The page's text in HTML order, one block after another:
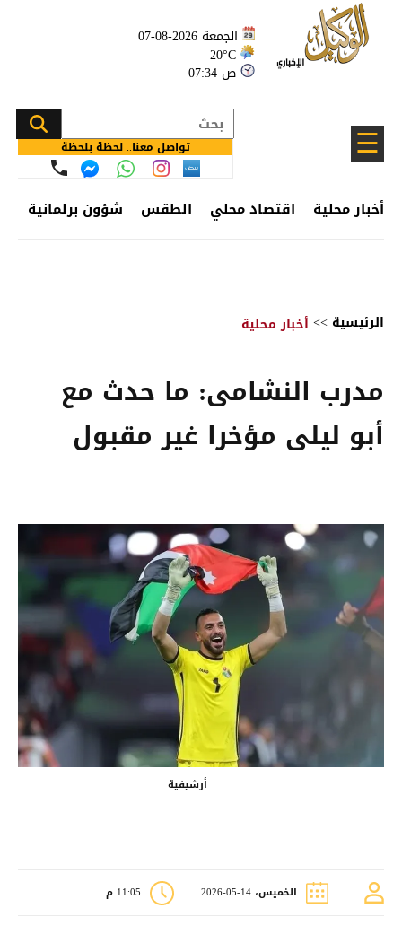
الجمعة 2026-08-07
20°C
07:34 ص
☰ تواصل معنا.. لحظة بلحظة
أخبار محلية اقتصاد محلي الطقس شؤون برلمانية
الرئيسية >> أخبار محلية
مدرب النشامى: ما حدث مع
أبو ليلى مؤخرا غير مقبول
أرشيفية
الخميس، 14-05-2026 11:05 م